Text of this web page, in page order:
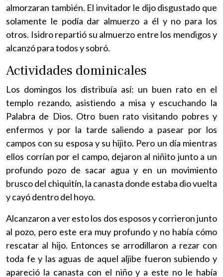
almorzaran también. El invitador le dijo disgustado que
solamente le podía dar almuerzo a él y no para los
otros. Isidro repartió su almuerzo entre los mendigos y
alcanzó para todos y sobró.
Actividades dominicales
Los domingos los distribuía así: un buen rato en el
templo rezando, asistiendo a misa y escuchando la
Palabra de Dios. Otro buen rato visitando pobres y
enfermos y por la tarde saliendo a pasear por los
campos con su esposa y su hijito. Pero un día mientras
ellos corrían por el campo, dejaron al niñito junto a un
profundo pozo de sacar agua y en un movimiento
brusco del chiquitín, la canasta donde estaba dio vuelta
y cayó dentro del hoyo.
Alcanzaron a ver esto los dos esposos y corrieron junto
al pozo, pero este era muy profundo y no había cómo
rescatar al hijo. Entonces se arrodillaron a rezar con
toda fe y las aguas de aquel aljibe fueron subiendo y
apareció la canasta con el niño y a este no le había